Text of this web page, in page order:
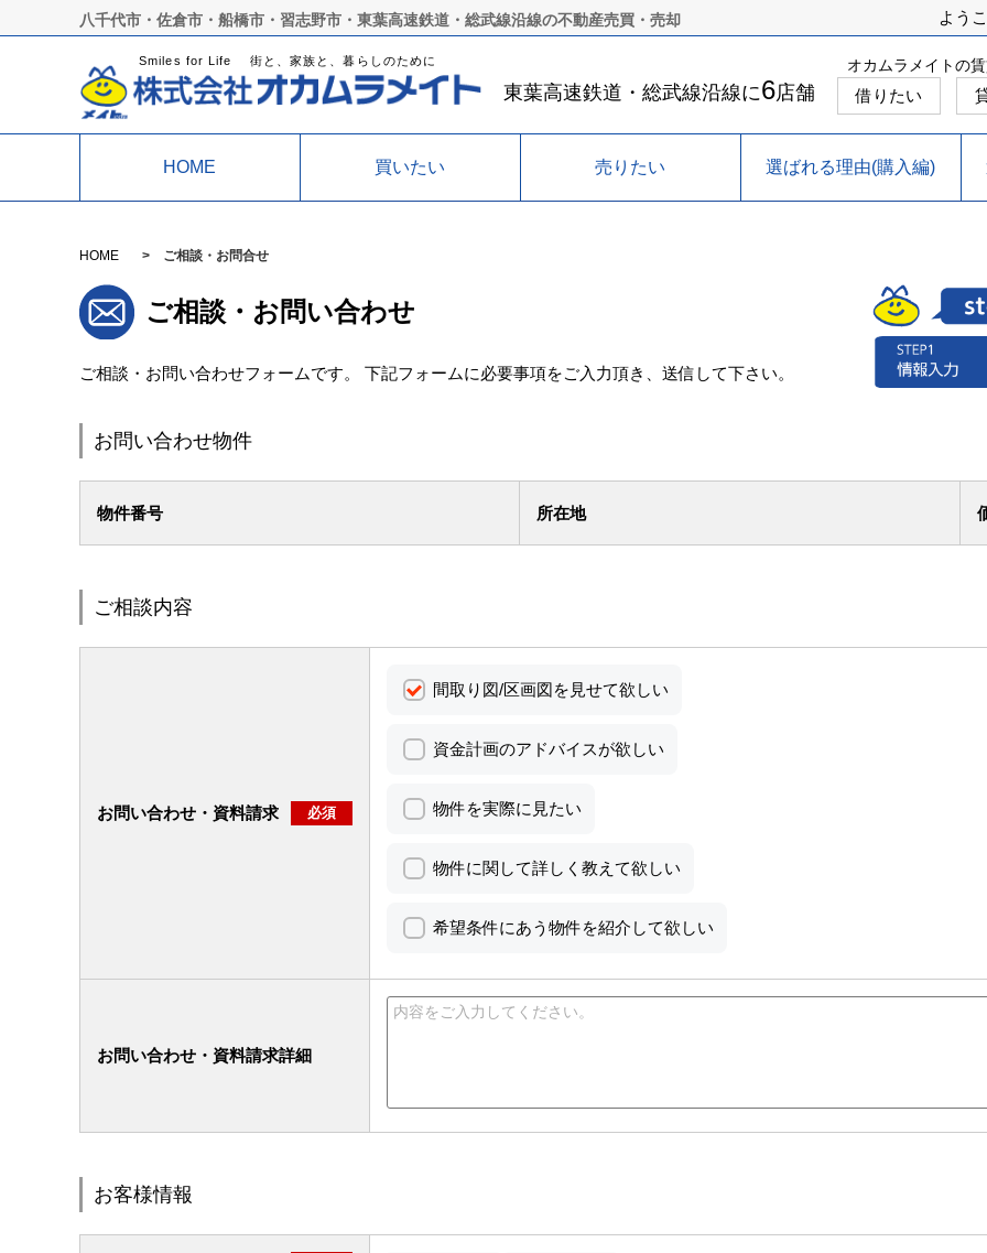
八千代市・佐倉市・船橋市・習志野市・東葉高速鉄道・総武線沿線の不動産売買・売却 よう
Smiles for Life 街と、家族と、暮らしのために
東葉高速鉄道・総武線沿線に6店舗
オカムラメイトの
借りたい
HOME 買いたい 売りたい 選ばれる理由(購入編)
HOME ご相談・お問合せ
ご相談・お問い合わせ
ご相談・お問い合わせフォームです。 下記フォームに必要事項をご入力頂き、送信して下さい。
お問い合わせ物件
物件番号 所在地
ご相談内容
お問い合わせ・資料請求 必須
間取り図/区画図を見せて欲しい
資金計画のアドバイスが欲しい
物件を実際に見たい
物件に関して詳しく教えて欲しい
希望条件にあう物件を紹介して欲しい
お問い合わせ・資料請求詳細
お客様情報